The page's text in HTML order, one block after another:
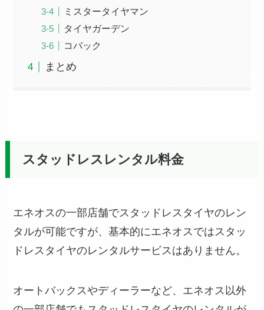
ミスタータイヤマン
タイヤガーデン
コバック
まとめ
スタッドレスレンタル料金
エネオスの一部店舗でスタッドレスタイヤのレン
タルが可能ですが、基本的にエネオスではスタッ
ドレスタイヤのレンタルサービスはありません。
オートバックスやディーラーなど、エネオス以外